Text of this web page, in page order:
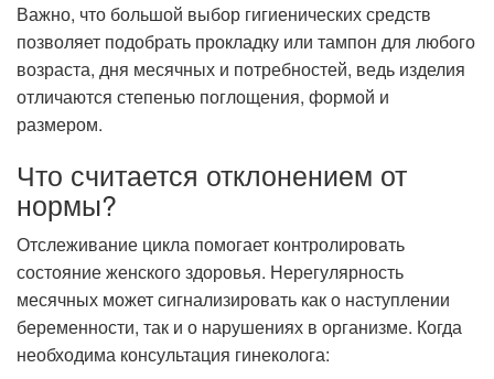
Важно, что большой выбор гигиенических средств
позволяет подобрать прокладку или тампон для любого
возраста, дня месячных и потребностей, ведь изделия
отличаются степенью поглощения, формой и
размером.
Что считается отклонением от
нормы?
Отслеживание цикла помогает контролировать
состояние женского здоровья. Нерегулярность
месячных может сигнализировать как о наступлении
беременности, так и о нарушениях в организме. Когда
необходима консультация гинеколога: